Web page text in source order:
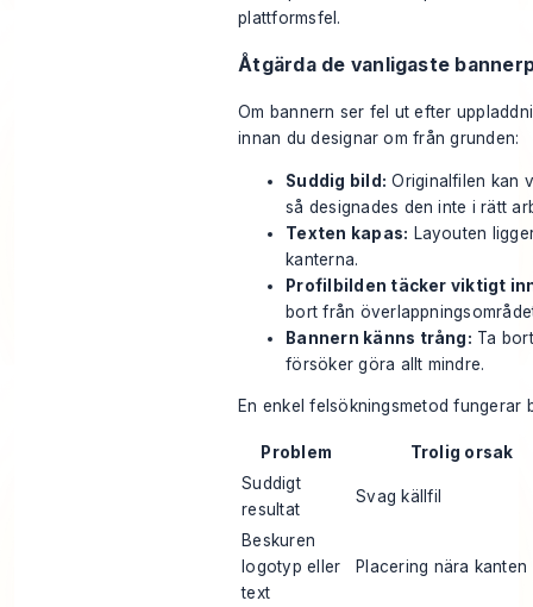
plattformsfel.
Åtgärda de vanligaste
Om bannern ser fel ut efter
innan du designar om från grunden:
Suddig bild: Originalfilen kan
så designades den inte i rätt
Texten kapas: Layouten
kanterna.
Profilbilden täcker viktigt
bort från
Bannern känns trång: Ta
försöker göra allt mindre.
En enkel felsökningsmetod fungerar
Problem
Trolig orsak
Suddigt
resultat
Svag källfil
Beskuren
logotyp eller
text
Placering nära kanten